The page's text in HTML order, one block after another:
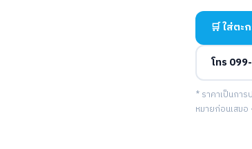
🛒 ใส่ตะ
โทร
* ราคาเป็นกา
หมายก่อนเสมอ